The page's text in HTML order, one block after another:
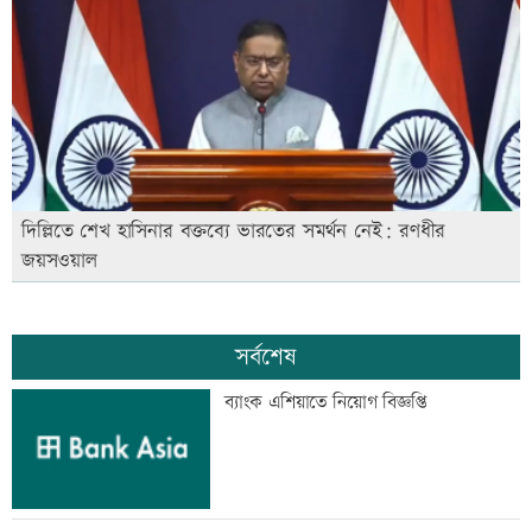
দিল্লিতে শেখ হাসিনার বক্তব্যে ভারতের সমর্থন নেই: রণধীর
জয়সওয়াল
সর্বশেষ
ব্যাংক এশিয়াতে নিয়োগ বিজ্ঞপ্তি